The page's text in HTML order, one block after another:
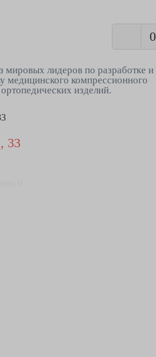
0
мировых лидеров по разработке и
медицинского компрессионного
изделий.
33